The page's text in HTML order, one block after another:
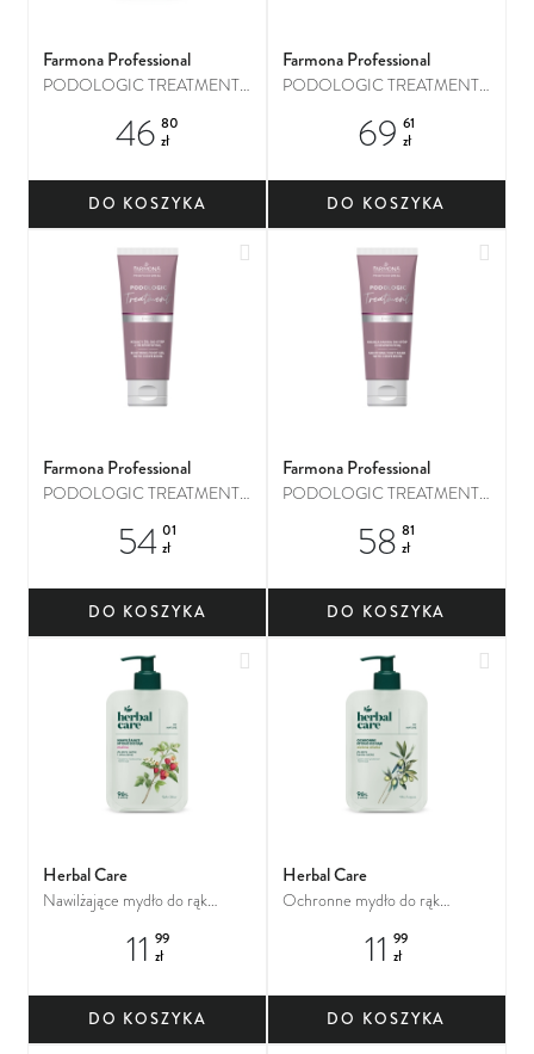
Farmona Professional
PODOLOGIC TREATMENT
46 80
zł
DO KOSZYKA
Farmona Professional
PODOLOGIC TREATMENT
hesperydyną69 61
zł
DO KOSZYKA
Farmona Professional
PODOLOGIC TREATMENT
Kojący żel do stóp z
hesperydyną54 01
zł
DO KOSZYKA
Dodaj do ulubionych
Farmona Professional
PODOLOGIC TREATMENT
Kojąca maska do stóp z
hesperydyną58 81
zł
DO KOSZYKA
Herbal Care
Nawilżające mydło do rąk
11 99
zł
DO KOSZYKA
Dodaj do ulubionych
Herbal Care
Ochronne mydło do rąk
11 99
zł
DO KOSZYKA